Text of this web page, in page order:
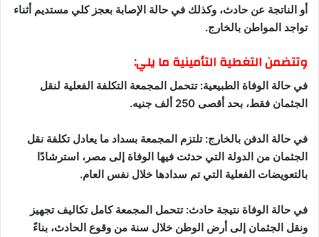
أو الناتجة عن حادث، وكذلك في حالة الإصابة بعجز كلي مستديم أثناء
تواجد المواطن بالخارج.
وتتضمن التغطية التأمينية ما يلي:
في حالة الوفاة الطبيعية: تتحمل المجمعة التكلفة الفعلية لنقل
الجثمان فقط، بحد أقصى 250 ألف جنيه.
في حالة الدفن بالخارج: تلتزم المجمعة بسداد ما يعادل تكلفة نقل
الجثمان من الدولة التي حدثت فيها الوفاة إلى مصر، استرشادًا
بالتعويضات الفعلية التي تم سدادها خلال نفس العام.
في حالة الوفاة نتيجة حادث: تتحمل المجمعة كامل تكاليف تجهيز
ونقل الجثمان إلى أرض الوطن خلال سنة من وقوع الحادث، بناءً